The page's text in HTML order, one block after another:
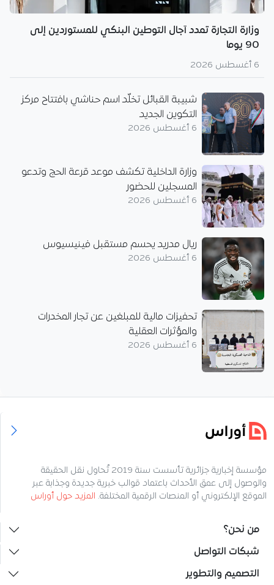
وزارة التجارة تمدد آجال التوطين البنكي للمستوردين إلى
90 يوما
6 أغسطس 2026
شبيبة القبائل تخلّد اسم حناشي بافتتاح مركز
التكوين الجديد
6 أغسطس 2026
وزارة الداخلية تكشف موعد قرعة الحج وتدعو
المسجلين للحضور
6 أغسطس 2026
ريال مدريد يحسم مستقبل فينيسيوس
6 أغسطس 2026
تحفيزات مالية للمبلغين عن تجار المخدرات
والمؤثرات العقلية
6 أغسطس 2026
مؤسسة إخبارية جزائرية تأسست سنة 2019 تُحاول نقل الحقيقة
والوصول إلى عمق الأحداث باعتماد قوالب خبرية جديدة وجذابة عبر
الموقع الإلكتروني أو المنصات الرقمية المختلفة. المزيد حول أوراس
من نحن؟
شبكات التواصل
التصميم والتطوير